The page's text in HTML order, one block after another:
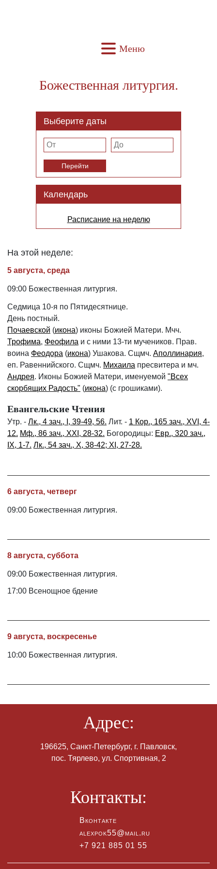
Меню
Божественная литургия.
Выберите даты
Перейти
Календарь
Расписание на неделю
На этой неделе:
5 августа, среда
09:00 Божественная литургия.
Седмица 10-я по Пятидесятнице.
День постный.
Почаевской (икона) иконы Божией Матери. Мчч.
Трофима, Феофила и с ними 13-ти мучеников. Прав.
воина Феодора (икона) Ушакова. Сщмч. Аполлинария,
еп. Равеннийского. Сщмч. Михаила пресвитера и мч.
Андрея. Иконы Божией Матери, именуемой "Всех
скорбящих Радость" (икона) (с грошиками).
Евангельские Чтения
Утр. - Лк., 4 зач., I, 39-49, 56. Лит. - 1 Кор., 165 зач., XVI, 4-
12. Мф., 86 зач., XXI, 28-32. Богородицы: Евр., 320 зач.,
IX, 1-7. Лк., 54 зач., X, 38-42; XI, 27-28.
6 августа, четверг
09:00 Божественная литургия.
8 августа, суббота
09:00 Божественная литургия.
17:00 Всенощное бдение
9 августа, воскресенье
10:00 Божественная литургия.
Адрес:
196625, Санкт-Петербург, г. Павловск,
пос. Тярлево, ул. Спортивная, 2
Контакты:
Вконтакте
alexpok55@mail.ru
+7 921 885 01 55